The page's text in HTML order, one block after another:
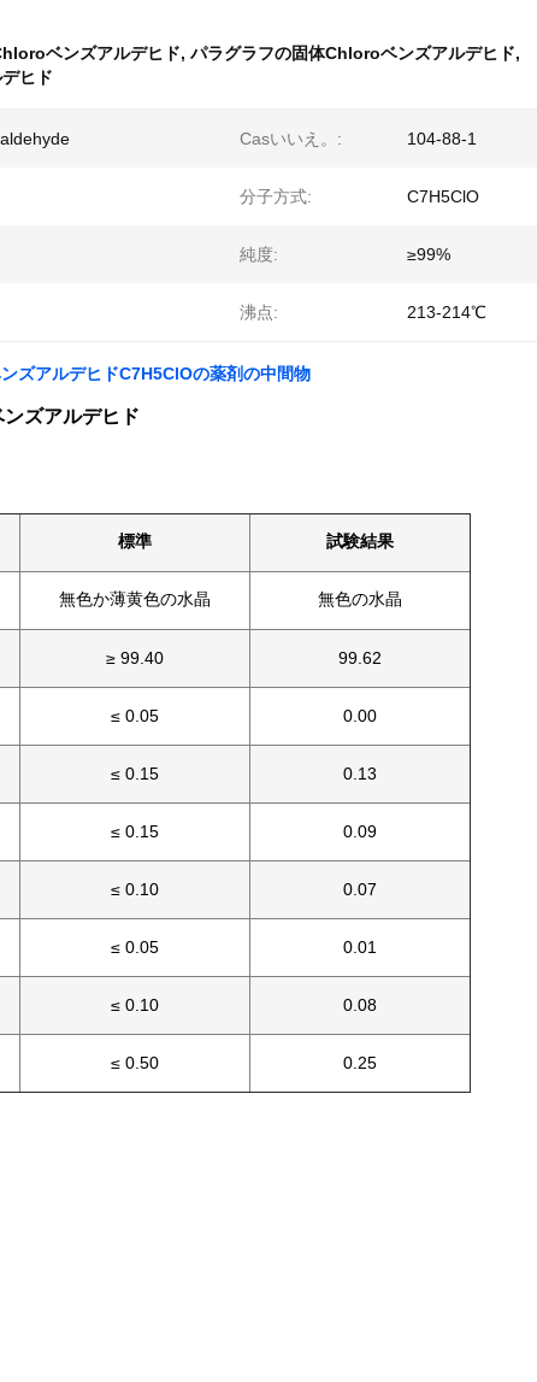
ベンズアルデヒド, パラグラフの固体Chloroベンズアルデヒド,
ヒド
Casいいえ。: 104-88-1
分子方式: C7H5ClO
純度: ≥99%
沸点: 213-214℃
ズアルデヒドC7H5ClOの薬剤の中間物
ズアルデヒド
標準 試験結果
無色か薄黄色の水晶 無色の水晶
≥ 99.40 99.62
≤ 0.05 0.00
≤ 0.15 0.13
≤ 0.15 0.09
≤ 0.10 0.07
≤ 0.05 0.01
≤ 0.10 0.08
≤ 0.50 0.25